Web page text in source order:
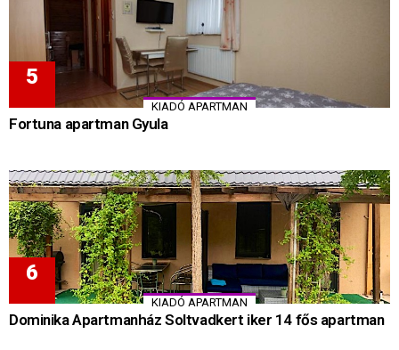
KIADÓ APARTMAN
Fortuna apartman Gyula
KIADÓ APARTMAN
Dominika Apartmanház Soltvadkert iker 14 fős apartman